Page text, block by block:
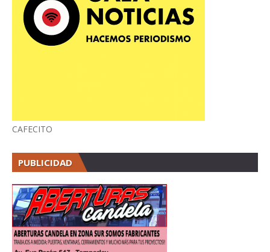
CAFECITO
PUBLICIDAD